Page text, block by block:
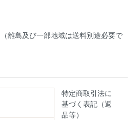
離島及び一部地域は送料別途必要で
特定商取引法に
基づく表記（返
品等）